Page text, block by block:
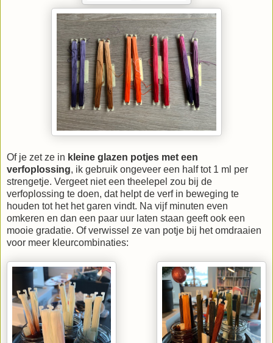
Of je zet ze in kleine glazen potjes met een
verfoplossing, ik gebruik ongeveer een half tot 1 ml per
strengetje. Vergeet niet een theelepel zou bij de
verfoplossing te doen, dat helpt de verf in beweging te
houden tot het het garen vindt. Na vijf minuten even
omkeren en dan een paar uur laten staan geeft ook een
mooie gradatie. Of verwissel ze van potje bij het omdraaien
voor meer kleurcombinaties: